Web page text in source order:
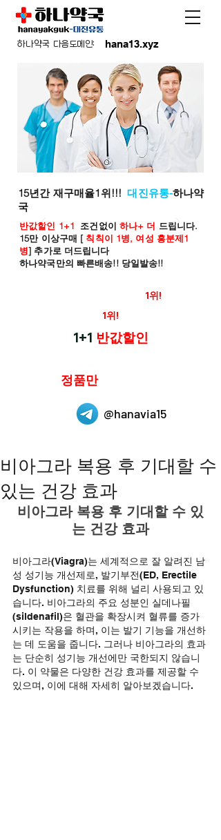
hana13.xyz
하나약국 다음도메인:
15년간 재구매율1위!!!대진유통-하나약
국
반값할인 1+1 조건없이 하나+ 더 드립니다.
15만 이상구매 [ 칙칙이 1병, 여성 흥분제1
병] 추가로 더드립니다
하나약국만의 빠른배송!! 당일발송!!
1위!
1위!
1+1 반값할인
정품만
@hanavia15
비아그라 복용 후 기대할 수
있는 건강 효과
비아그라 복용 후 기대할 수 있
는 건강 효과
비아그라(Viagra)는 세계적으로 잘 알려진 남
성 성기능 개선제로, 발기부전(ED, Erectile
Dysfunction) 치료를 위해 널리 사용되고 있
습니다. 비아그라의 주요 성분인 실데나필
(sildenafil)은 혈관을 확장시켜 혈류를 증가
시키는 작용을 하며, 이는 발기 기능을 개선하
는 데 도움을 줍니다. 그러나 비아그라의 효과
는 단순히 성기능 개선에만 국한되지 않습니
다. 이 약물은 다양한 건강 효과를 제공할 수
있으며, 이에 대해 자세히 알아보겠습니다.